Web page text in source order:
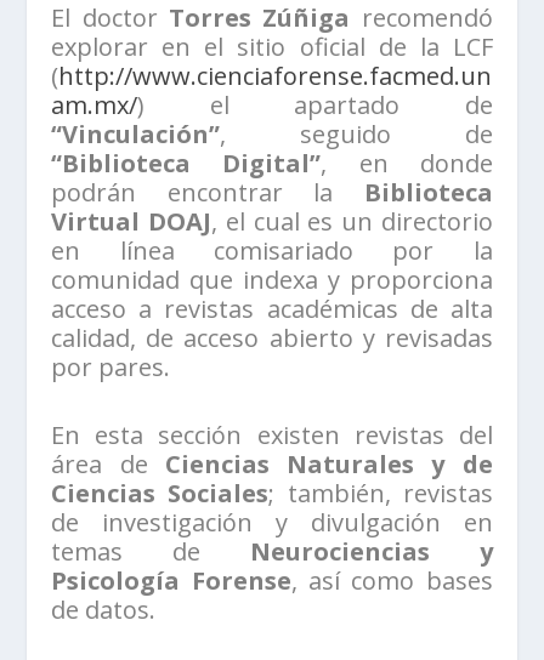
El doctor Torres Zúñiga recomendó
explorar en el sitio oficial de la LCF
(http://www.cienciaforense.facmed.un
am.mx/) el apartado de
“Vinculación”, seguido de
“Biblioteca Digital”, en donde
podrán encontrar la Biblioteca
Virtual DOAJ, el cual es un directorio
en línea comisariado por la
comunidad que indexa y proporciona
acceso a revistas académicas de alta
calidad, de acceso abierto y revisadas
por pares.
En esta sección existen revistas del
área de Ciencias Naturales y de
Ciencias Sociales; también, revistas
de investigación y divulgación en
temas de Neurociencias y
Psicología Forense, así como bases
de datos.